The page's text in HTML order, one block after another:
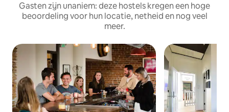
Gasten zijn unaniem: deze hostels kregen een hoge
beoordeling voor hun locatie, netheid en nog veel
meer.